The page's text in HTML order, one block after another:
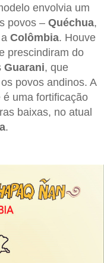
envolvia um
povos – Quéchua,
Colômbia. Houve
prescindiram do
Guarani, que
povos andinos. A
é uma fortificação
baixas, no atual
.